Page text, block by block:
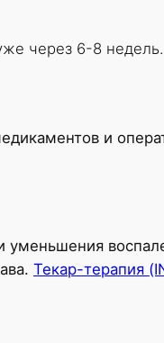
через 6-8 недель.
и
уменьшения
Текар-терапия